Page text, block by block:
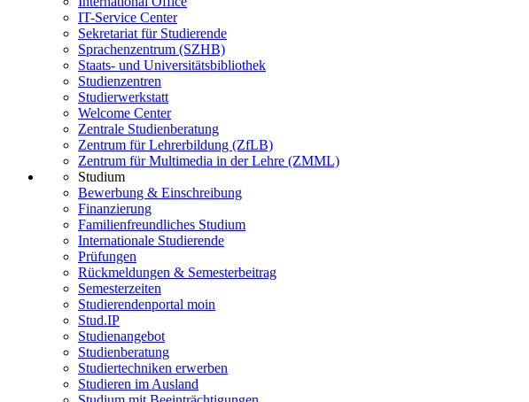
IT-Service Center
Sekretariat für Studierende
Sprachenzentrum (SZHB)
Staats- und Universitätsbibliothek
Studienzentren
Studierwerkstatt
Welcome Center
Zentrale Studienberatung
Zentrum für Lehrerbildung (ZfLB)
Zentrum für Multimedia in der Lehre (ZMML)
Studium
Bewerbung & Einschreibung
Finanzierung
Familienfreundliches Studium
Internationale Studierende
Prüfungen
Rückmeldungen & Semesterbeitrag
Semesterzeiten
Studierendenportal moin
Stud.IP
Studienangebot
Studienberatung
Studiertechniken erwerben
Studieren im Ausland